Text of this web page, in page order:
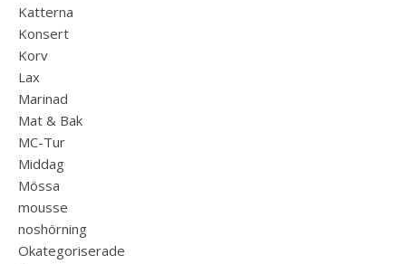
Katterna
Konsert
Korv
Lax
Marinad
Mat & Bak
MC-Tur
Middag
Mössa
mousse
noshörning
Okategoriserade